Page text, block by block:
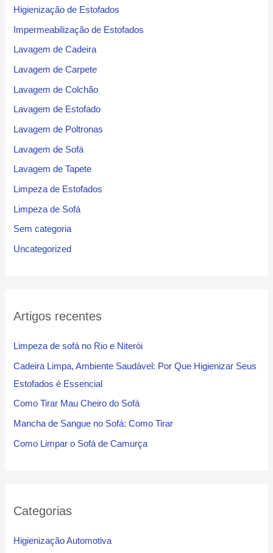
Higienização de Estofados
Impermeabilização de Estofados
Lavagem de Cadeira
Lavagem de Carpete
Lavagem de Colchão
Lavagem de Estofado
Lavagem de Poltronas
Lavagem de Sofá
Lavagem de Tapete
Limpeza de Estofados
Limpeza de Sofá
Sem categoria
Uncategorized
Artigos recentes
Limpeza de sofá no Rio e Niterói
Cadeira Limpa, Ambiente Saudável: Por Que Higienizar Seus
Estofados é Essencial
Como Tirar Mau Cheiro do Sofá
Mancha de Sangue no Sofá: Como Tirar
Como Limpar o Sofá de Camurça
Categorias
Higienização Automotiva